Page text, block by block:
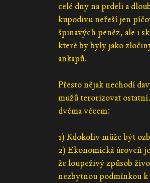
celé dny na prdeli a
kupodivu neřeší jen
špinavých peněz, ale i
které by byly jako
ankapů.
Přesto nějak nechodí
mužů terorizovat
dvěma věcem:
1) Kdokoliv může být
2) Ekonomická úroveň
že loupeživý způsob
nezbytnou podmínkou